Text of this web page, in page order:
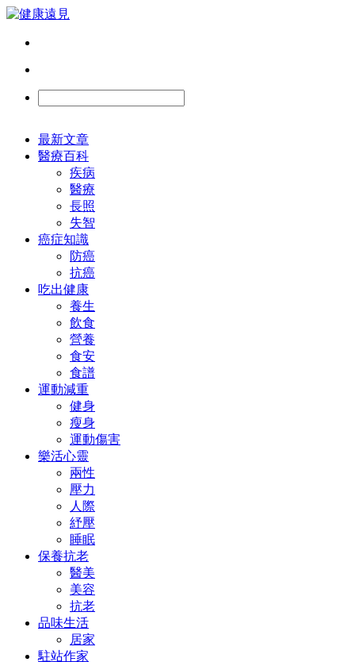
最新文章
醫療百科
疾病
醫療
長照
失智
癌症知識
防癌
抗癌
吃出健康
養生
飲食
營養
食安
食譜
運動減重
健身
瘦身
運動傷害
樂活心靈
兩性
壓力
人際
紓壓
睡眠
保養抗老
醫美
美容
抗老
品味生活
居家
駐站作家